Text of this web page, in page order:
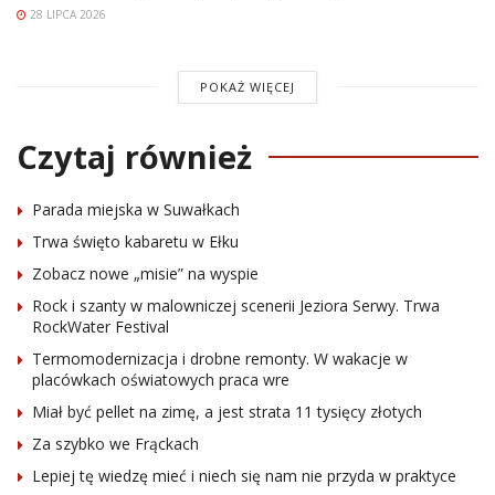
28 LIPCA 2026
POKAŻ WIĘCEJ
Czytaj również
Parada miejska w Suwałkach
Trwa święto kabaretu w Ełku
Zobacz nowe „misie” na wyspie
Rock i szanty w malowniczej scenerii Jeziora Serwy. Trwa
RockWater Festival
Termomodernizacja i drobne remonty. W wakacje w
placówkach oświatowych praca wre
Miał być pellet na zimę, a jest strata 11 tysięcy złotych
Za szybko we Frąckach
Lepiej tę wiedzę mieć i niech się nam nie przyda w praktyce